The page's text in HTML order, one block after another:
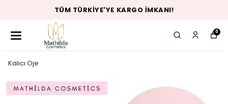
TÜM TÜRKIYE'YE KARGO İMKANI!
0
Kalıcı Oje